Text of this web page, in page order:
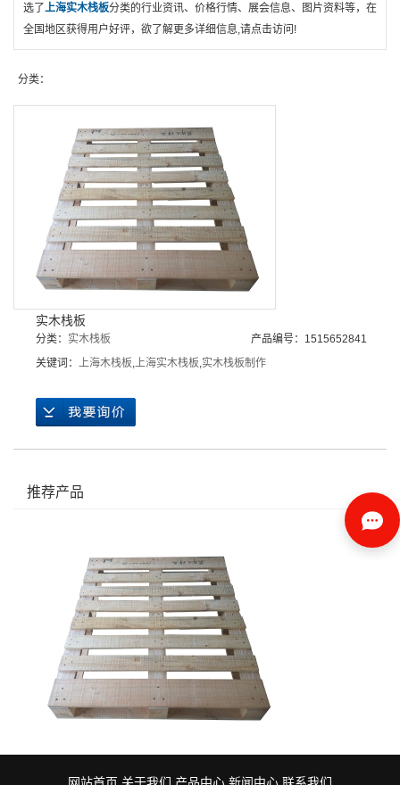
选了上海实木栈板分类的行业资讯、价格行情、展会信息、图片资料等，在
全国地区获得用户好评，欲了解更多详细信息,请点击访问!
分类：
实木栈板
分类： 实木栈板
产品编号：1515652841
关键词：
上海木栈板 上海实木栈板 实木栈板制作
推荐产品